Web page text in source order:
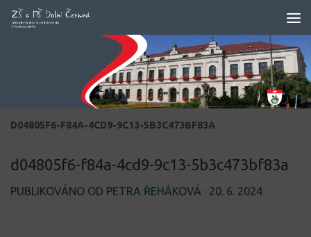
Skip to content
D04805F6-F84A-4CD9-9C13-5B3C473BF83A
d04805f6-f84a-4cd9-9c13-5b3c473bf83a
PUBLIKOVÁNO OD PETRA ŘEHÁKOVÁ · 20. 6. 2024